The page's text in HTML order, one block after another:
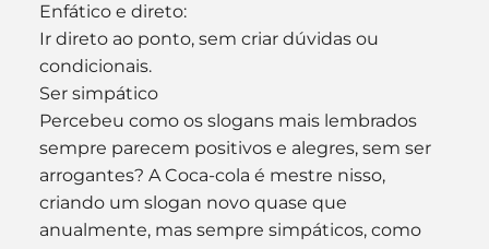
Enfático e direto:
Ir direto ao ponto, sem criar dúvidas ou
condicionais.
Ser simpático
Percebeu como os slogans mais lembrados
sempre parecem positivos e alegres, sem ser
arrogantes? A Coca-cola é mestre nisso,
criando um slogan novo quase que
anualmente, mas sempre simpáticos, como